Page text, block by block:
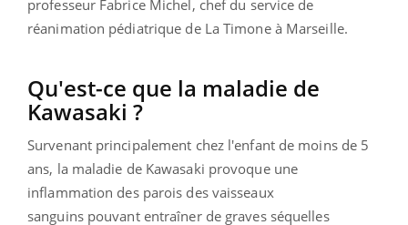
professeur Fabrice Michel, chef du service de
réanimation pédiatrique de La Timone à Marseille.
Qu'est-ce que la maladie de
Kawasaki ?
Survenant principalement chez l'enfant de moins de 5
ans, la maladie de Kawasaki provoque une
inflammation des parois des vaisseaux
sanguinspouvantentraîner de graves séquelles